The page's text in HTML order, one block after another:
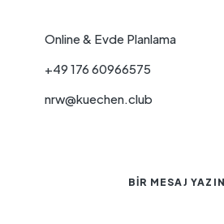
Online & Evde Planlama
+49 176 60966575
nrw@kuechen.club
BIR MESAJ YAZIN